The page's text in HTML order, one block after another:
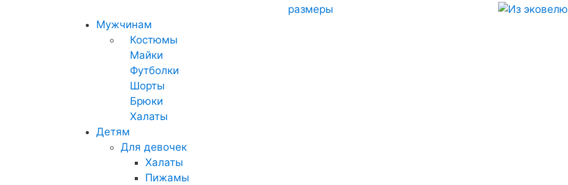
размеры
Мужчинам
Костюмы
Майки
Футболки
Шорты
Брюки
Халаты
Детям
Для девочек
Халаты
Пижамы